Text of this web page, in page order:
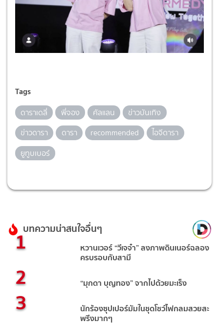
Tags
ดาราเดลี่ พี่จอง คัลแลน
ข่าวบันเทิง
ข่าวดารา
ดารา recommended
ไอจีดารา
ยูทูบเบอร์
บทความน่าสนใจอื่นๆ
1 หวานเวอร์ “วีเจจ๋า” ลงภาพดินเนอร์ฉลอง
ครบรอบกับสามี
2 “มุกดา บุญทอง” จากไปด้วยมะเร็ง
3 นักร้องซุปเปอร์มัมในชุดโชว์ไฟกลมสวยสะ
พรึงมากๆ